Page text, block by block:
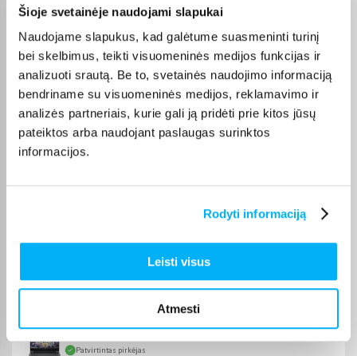
Šioje svetainėje naudojami slapukai
Naudojame slapukus, kad galėtume suasmeninti turinį
bei skelbimus, teikti visuomeninės medijos funkcijas ir
analizuoti srautą. Be to, svetainės naudojimo informaciją
bendriname su visuomeninės medijos, reklamavimo ir
analizės partneriais, kurie gali ją pridėti prie kitos jūsų
pateiktos arba naudojant paslaugas surinktos
informacijos.
Rodyti informaciją
Leisti visus
Atmesti
DELL
Acer MSI, o AI funkcijų ieškantiems –
Pirkėjų atsiliepimai apie prekes
Jaunius P.
Geras kompiuteris mokslams, kokybiškas korpusas ir ekranas
ir ger ...
Patvirtintas pirkėjas